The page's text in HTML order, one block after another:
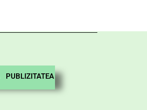
PUBLIZITATEA